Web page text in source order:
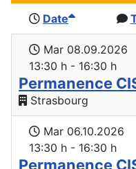
Date
Mar 08.09.2026
13:30 h - 16:30 h
Permanence
Strasbourg
Mar 06.10.2026
13:30 h - 16:30 h
Permanence